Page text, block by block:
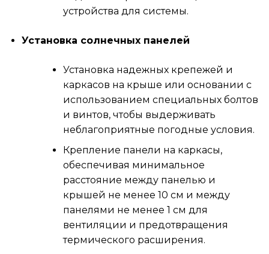
устройства для системы.
Установка солнечных панелей
Установка надежных крепежей и
каркасов на крыше или основании с
использованием специальных болтов
и винтов, чтобы выдерживать
неблагоприятные погодные условия.
Крепление панели на каркасы,
обеспечивая минимальное
расстояние между панелью и
крышей не менее 10 см и между
панелями не менее 1 см для
вентиляции и предотвращения
термического расширения.